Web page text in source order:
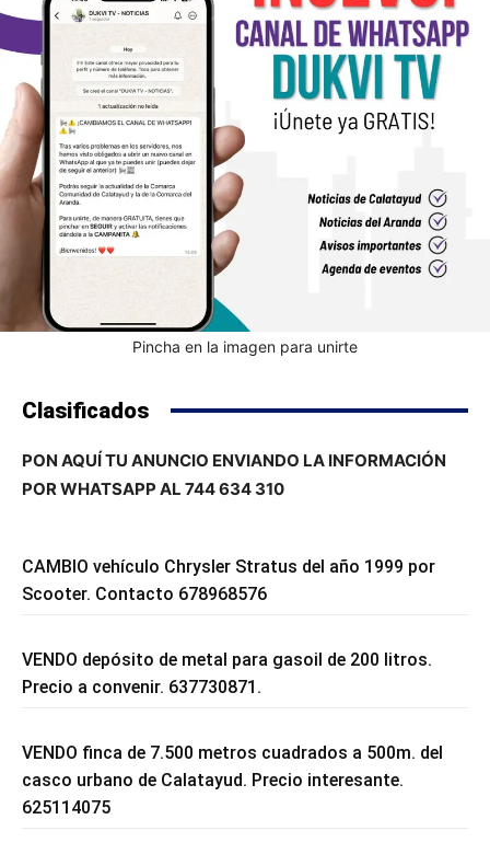
Pincha en la imagen para unirte
Clasificados
PON AQUÍ TU ANUNCIO ENVIANDO LA INFORMACIÓN
POR WHATSAPP AL 744 634 310
CAMBIO vehículo Chrysler Stratus del año 1999 por
Scooter. Contacto 678968576
VENDO depósito de metal para gasoil de 200 litros.
Precio a convenir. 637730871.
VENDO finca de 7.500 metros cuadrados a 500m. del
casco urbano de Calatayud. Precio interesante.
625114075